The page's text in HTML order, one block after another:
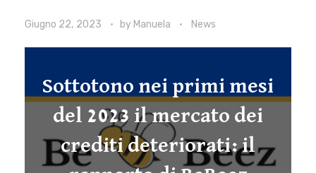
Giugno 22, 2023 by Manuela News
Sottotono nei primi mesi
del 2023 il mercato dei
crediti deteriorati: il